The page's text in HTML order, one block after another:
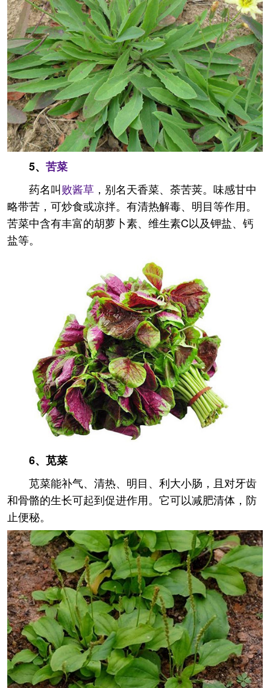
5、 苦菜
药名叫败酱草 ，别名天香菜、荼苦荚。味感甘中
略带苦，可炒食或凉拌。有清热解毒、明目等作用。
苦菜中含有丰富的胡萝卜素、维生素C以及钾盐、钙
盐等。
6、苋菜
苋菜能补气、清热、明目、利大小肠，且对牙齿
和骨骼的生长可起到促进作用。它可以减肥清体，防
止便秘。